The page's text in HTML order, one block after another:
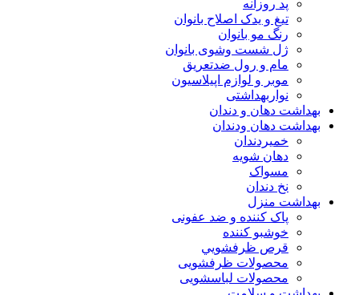
پد روزانه
تیغ و یدک اصلاح بانوان
رنگ مو بانوان
ژل شست وشوی بانوان
مام و رول ضدتعریق
موبر و لوازم اپیلاسیون
نواربهداشتی
بهداشت دهان و دندان
بهداشت دهان ودندان
خمیردندان
دهان شویه
مسواک
نخ دندان
بهداشت منزل
پاک کننده و ضد عفونی
خوشبو کننده
قرص ظرفشويي
محصولات ظرفشویی
محصولات لباسشویی